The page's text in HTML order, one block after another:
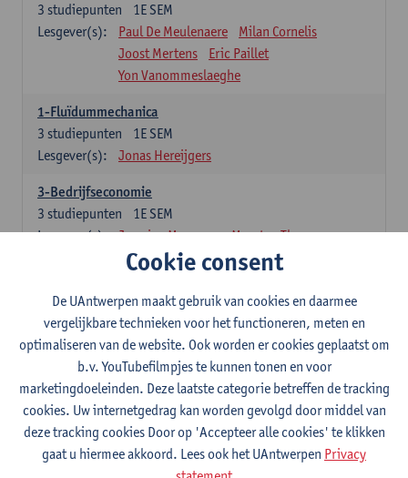
1E SEM
3 studiepunten
Lesgever(s):
Paul De Meulenaere
Milan Cornelis
Joost Mertens
Eric Paillet
Yon Vanommeslaeghe
1-Fluïdummechanica
1E SEM
3 studiepunten
Lesgever(s):
Jonas Hereijgers
3-Bedrijfseconomie
1E SEM
3 studiepunten
Lesgever(s):
Jasmine Meysman Maarten Thys
3-Massa- en energiebalansen
1E SEM
studiepunten
Lesgever(s):
Kevin Van Daele
3-Thermodynamica
1E SEM
studiepunten
Lesgever(s):
Ivan Verhaert
Stef Jacobs
Houssam Matbouli
Willem Vandenhove
Jitse Van Thillo
Cookie consent
De UAntwerpen maakt gebruik van cookies en daarmee
vergelijkbare technieken voor het functioneren, meten en
optimaliseren van de website. Ook worden er cookies geplaatst om
b.v. YouTubefilmpjes te kunnen tonen en voor
marketingdoeleinden. Deze laatste categorie betreffen de tracking
cookies. Uw internetgedrag kan worden gevolgd door middel van
deze tracking cookies Door op 'Accepteer alle cookies' te klikken
gaat u hiermee akkoord. Lees ook het UAntwerpen Privacy